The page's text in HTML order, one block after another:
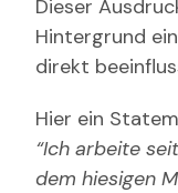
Dieser
Hintergrund
direkt
Hier ein
“Ich arbeite
dem hiesigen